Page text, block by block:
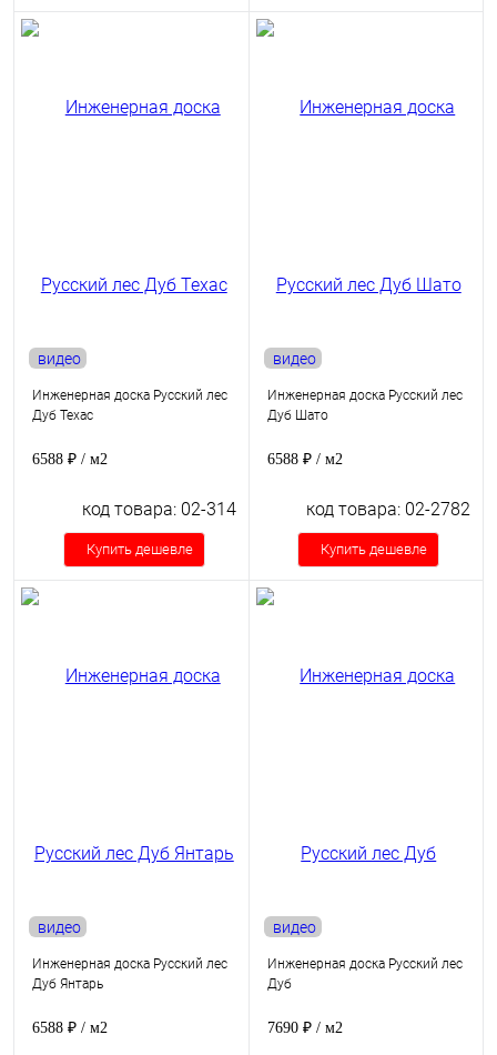
видео
Инженерная доска Русский лес
Дуб Техас
6588 ₽ / м2
код товара: 02-314
Купить дешевле
видео
Инженерная доска Русский лес
Дуб Шато
6588 ₽ / м2
код товара: 02-2782
Купить дешевле
видео
Инженерная доска Русский лес
Дуб Янтарь
6588 ₽ / м2
видео
Инженерная доска Русский лес
Дуб
7690 ₽ / м2